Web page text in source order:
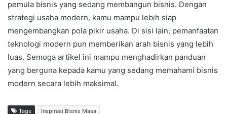
pemula bisnis yang sedang membangun bisnis. Dengan
strategi usaha modern, kamu mampu lebih siap
mengembangkan pola pikir usaha. Di sisi lain, pemanfaatan
teknologi modern pun memberikan arah bisnis yang lebih
luas. Semoga artikel ini mampu menghadirkan panduan
yang berguna kepada kamu yang sedang memahami bisnis
modern secara lebih maksimal.
Tags Inspirasi Bisnis Masa